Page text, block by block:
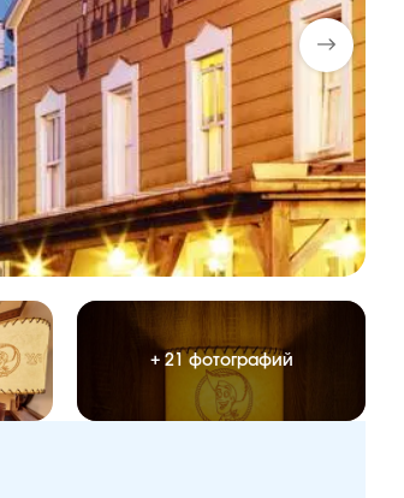
+ 21 фотографий